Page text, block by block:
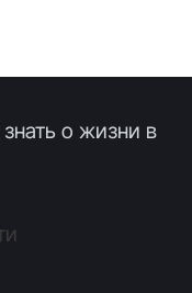
о жизни в